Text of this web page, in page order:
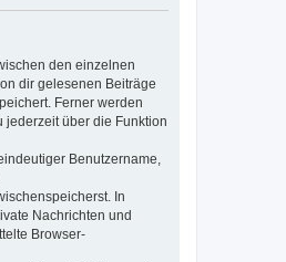
den einzelnen
dir gelesenen Beiträge
Ferner werden
jederzeit über die Funktion
Benutzername,
In
Nachrichten und
Browser-